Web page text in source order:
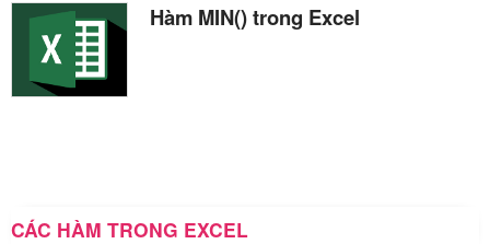
Hàm MIN() trong Excel
CÁC HÀM TRONG EXCEL